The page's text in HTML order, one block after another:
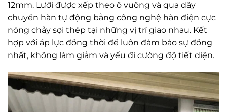
12mm. Lưới được xếp theo ô vuông và qua dây
chuyền hàn tự động bằng công nghệ hàn điện cực
nóng chảy sợi thép tại những vị trí giao nhau. Kết
hợp với áp lực đồng thời để luôn đảm bảo sự đồng
nhất, không làm giảm và yếu đi cường độ tiết diện.